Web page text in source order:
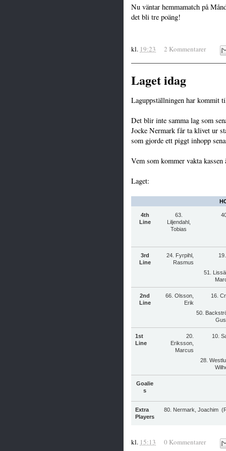
Nu väntar hemmamatch på
det bli tre poäng!
kl. 19:23 2 Kommentarer
Laget idag
Laguppställningen har kommit
Det blir inte samma lag som
Jocke Nermark får ta klivet ur
som gjorde ett piggt inhopp
Vem som kommer vakta
Laget:
4th
Line
63.
Liljendahl,
Tobias
3rd
Line
24. Fyrpihl,
Rasmus
51.
2nd
Line
66. Olsson,
Erik
16.
50.
1st
Line
20.
Eriksson,
Marcus
10.
28.
Goalie
s
Extra
Players
80. Nermark, Joachim
kl. 15:13 0 Kommentarer